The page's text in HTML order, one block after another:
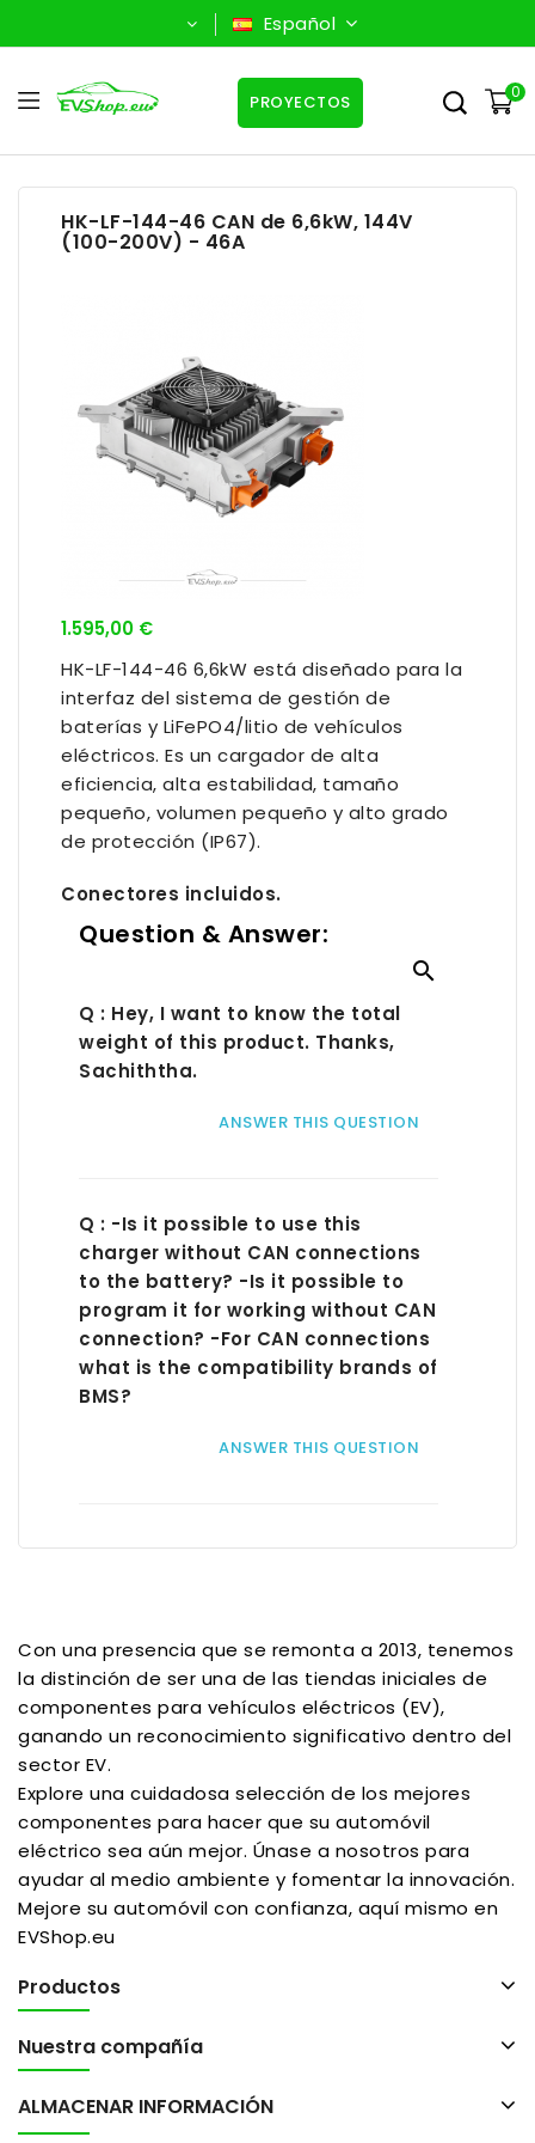
Español
0
PROYECTOS
HK-LF-144-46 CAN de 6,6kW, 144V
(100-200V) - 46A
1.595,00 €
HK-LF-144-46 6,6kW está diseñado para la
interfaz del sistema de gestión de
baterías y LiFePO4/litio de vehículos
eléctricos. Es un cargador de alta
eficiencia, alta estabilidad, tamaño
pequeño, volumen pequeño y alto grado
de protección (IP67).
Conectores incluidos.
Question & Answer:

Q : Hey, I want to know the total
weight of this product. Thanks,
Sachiththa.
ANSWER THIS QUESTION
Q : -Is it possible to use this
charger without CAN connections
to the battery? -Is it possible to
program it for working without CAN
connection? -For CAN connections
what is the compatibility brands of
BMS?
ANSWER THIS QUESTION
Con una presencia que se remonta a 2013, tenemos
la distinción de ser una de las tiendas iniciales de
componentes para vehículos eléctricos (EV),
ganando un reconocimiento significativo dentro del
sector EV.
Explore una cuidadosa selección de los mejores
componentes para hacer que su automóvil
eléctrico sea aún mejor. Únase a nosotros para
ayudar al medio ambiente y fomentar la innovación.
Mejore su automóvil con confianza, aquí mismo en
EVShop.eu
Productos
Nuestra compañía
ALMACENAR INFORMACIÓN